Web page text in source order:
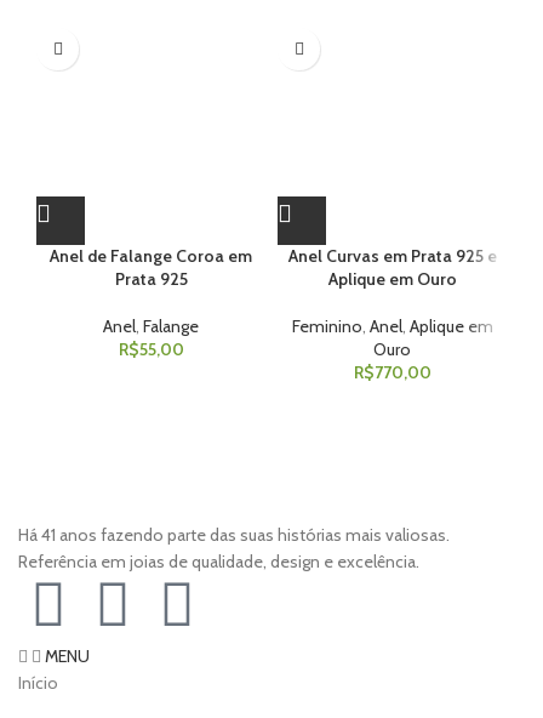
Anel de Falange Coroa em
Prata 925
Anel, Falange
R$55,00
Anel Curvas em Prata 925 e
Aplique em Ouro
Feminino, Anel, Aplique em
Ouro
R$770,00
Há 41 anos fazendo parte das suas histórias mais valiosas.
Referência em joias de qualidade, design e excelência.
MENU
Início